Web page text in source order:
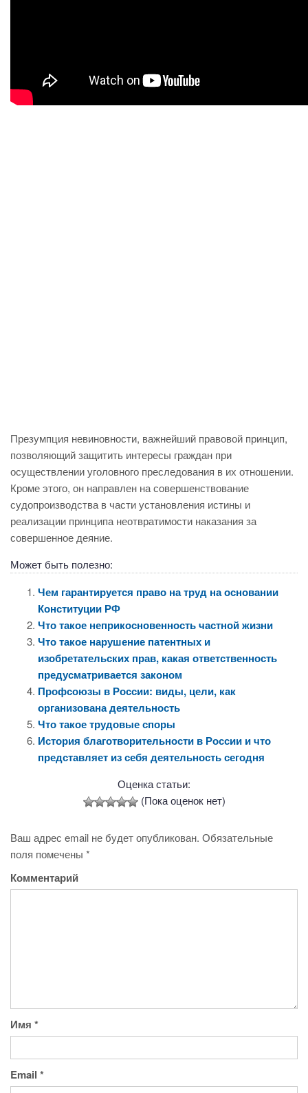
Презумпция невиновности, важнейший правовой принцип,
позволяющий защитить интересы граждан при
осуществлении уголовного преследования в их отношении.
Кроме этого, он направлен на совершенствование
судопроизводства в части установления истины и
реализации принципа неотвратимости наказания за
совершенное деяние.
Может быть полезно:
Чем гарантируется право на труд на основании
Конституции РФ
Что такое неприкосновенность частной жизни
Что такое нарушение патентных и
изобретательских прав, какая ответственность
предусматривается законом
Профсоюзы в России: виды, цели, как
организована деятельность
Что такое трудовые споры
История благотворительности в России и что
представляет из себя деятельность сегодня
Оценка статьи:
(Пока оценок нет)
Ваш адрес email не будет опубликован. Обязательные
поля помечены *
Комментарий
Имя *
Email *